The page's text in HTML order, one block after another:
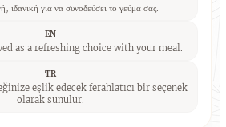
ιδανική για να συνοδεύσει το γεύμα σας.
EN
as a refreshing choice with your meal.
TR
eşlik edecek ferahlatıcı bir seçenek
olarak sunulur.